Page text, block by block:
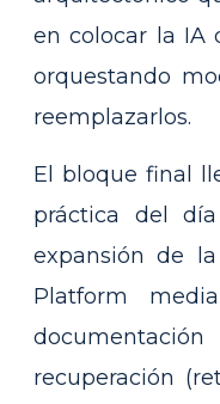
en colocar la IA
orquestando
reemplazarlos.
El bloque final
práctica del
expansión de
Platform
recuperación